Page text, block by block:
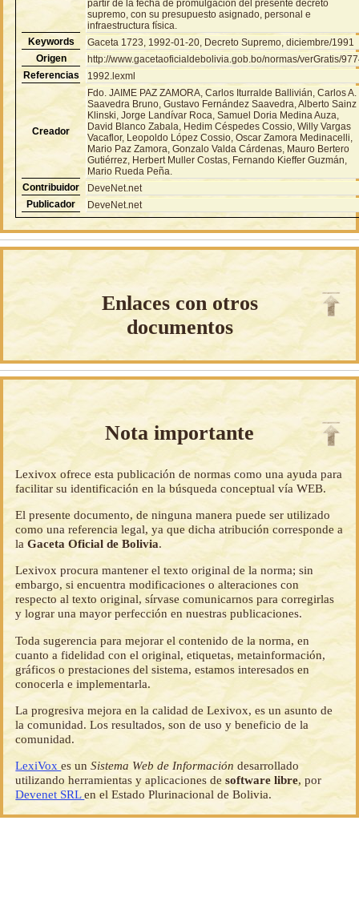
partir de la fecha de promulgación del presente decreto
supremo, con su presupuesto asignado, personal e
infraestructura física.
Keywords
Gaceta 1723, 1992-01-20, Decreto Supremo, diciembre/1991
Origen
http://www.gacetaoficialdebolivia.gob.bo/normas/verGratis/
Referencias
1992.lexml
Creador
Fdo. JAIME PAZ ZAMORA, Carlos Iturralde Ballivián, Carlos A.
Saavedra Bruno, Gustavo Fernández Saavedra, Alberto Sainz
Klinski, Jorge Landívar Roca, Samuel Doria Medina Auza,
David Blanco Zabala, Hedim Céspedes Cossio, Willy Vargas
Vacaflor, Leopoldo López Cossio, Oscar Zamora Medinacelli,
Mario Paz Zamora, Gonzalo Valda Cárdenas, Mauro Bertero
Gutiérrez, Herbert Muller Costas, Fernando Kieffer Guzmán,
Mario Rueda Peña.
Contribuidor
DeveNet.net
Publicador
DeveNet.net
Enlaces con otros
documentos
Nota importante
Lexivox ofrece esta publicación de normas como una ayuda para
facilitar su identificación en la búsqueda conceptual vía WEB.
El presente documento, de ninguna manera puede ser utilizado
como una referencia legal, ya que dicha atribución corresponde a
laGaceta Oficial de Bolivia.
Lexivox procura mantener el texto original de la norma; sin
embargo, si encuentra modificaciones o alteraciones con
respecto al texto original, sírvase comunicarnos para corregirlas
y lograr una mayor perfección en nuestras publicaciones.
Toda sugerencia para mejorar el contenido de la norma, en
cuanto a fidelidad con el original, etiquetas, metainformación,
gráficos o prestaciones del sistema, estamos interesados en
conocerla e implementarla.
La progresiva mejora en la calidad de Lexivox, es un asunto de
la comunidad. Los resultados, son de uso y beneficio de la
comunidad.
LexiVoxes unSistema Web de Información desarrollado
utilizando herramientas y aplicaciones desoftware libre, por
Devenet SRLen el Estado Plurinacional de Bolivia.